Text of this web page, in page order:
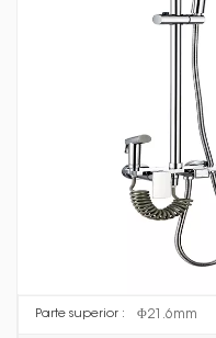
Baño De
El mezclador de ducha de
componente esencial de
proporciona una temperatura
disfrutar de una agradable
F9082BS
Matte Black
Parte superior : Φ21.6mm